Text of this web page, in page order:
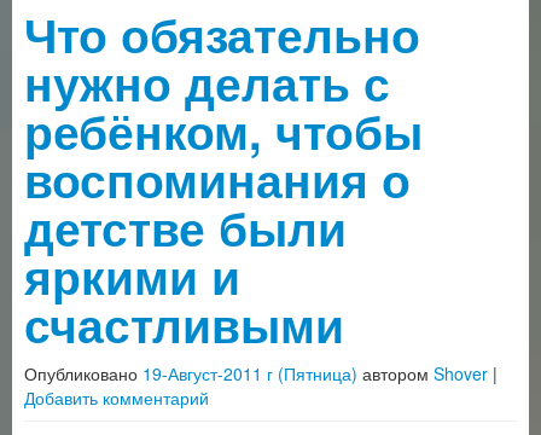
Что обязательно
нужно делать с
ребёнком, чтобы
воспоминания о
детстве были
яркими и
счастливыми
Опубликовано 19-Август-2011 г (Пятница) автором Shover |
Добавить комментарий